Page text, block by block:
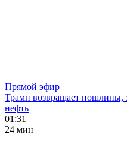
Прямой эфир
Трамп возвращает пошлины,
нефть
01:31
24 мин